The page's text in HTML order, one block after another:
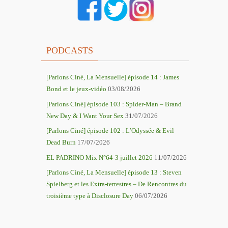
PODCASTS
[Parlons Ciné, La Mensuelle] épisode 14 : James
Bond et le jeux-vidéo 03/08/2026
[Parlons Ciné] épisode 103 : Spider-Man – Brand
New Day & I Want Your Sex 31/07/2026
[Parlons Ciné] épisode 102 : L’Odyssée & Evil
Dead Burn 17/07/2026
EL PADRINO Mix N°64-3 juillet 2026 11/07/2026
[Parlons Ciné, La Mensuelle] épisode 13 : Steven
Spielberg et les Extra-terrestres – De Rencontres du
troisième type à Disclosure Day 06/07/2026